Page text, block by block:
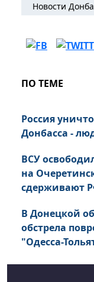
Новости
ПО ТЕМЕ
Россия
Донбасса -
ВСУ
на
сдерживают
В Донецкой
обстрела
"Одесса-